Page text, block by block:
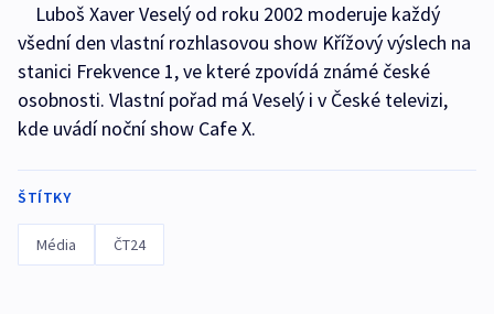
Luboš Xaver Veselý od roku 2002 moderuje každý
všední den vlastní rozhlasovou show Křížový výslech na
stanici Frekvence 1, ve které zpovídá známé české
osobnosti. Vlastní pořad má Veselý i v České televizi,
kde uvádí noční show Cafe X.
ŠTÍTKY
Média ČT24